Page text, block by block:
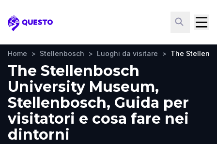
Questo
Home > Stellenbosch > Luoghi da visitare > The
The Stellenbosch
University Museum,
Stellenbosch, Guida per
visitatori e cosa fare nei
dintorni